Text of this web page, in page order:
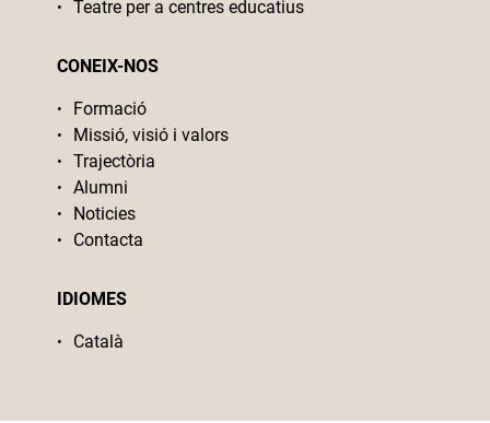
Teatre per a centres educatius
CONEIX-NOS
Formació
Missió, visió i valors
Trajectòria
Alumni
Noticies
Contacta
IDIOMES
Català